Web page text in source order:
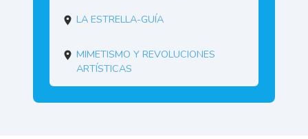
La estrella-guía
Mimetismo y revoluciones
artísticas